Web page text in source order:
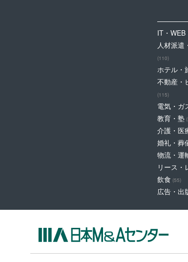
IT・WEB
人材派遣
(110)
ホテル・
不動産・
(115)
電気・ガ
教育・塾
介護・医
婚礼・葬
物流・運
リース・
飲食 (55)
広告・出